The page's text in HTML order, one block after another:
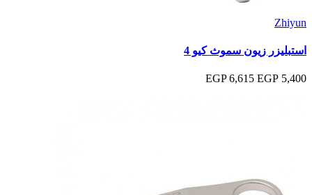
Zhiyun
استبليزر زيون سموث كيو 4
5,400 EGP
6,615 EGP